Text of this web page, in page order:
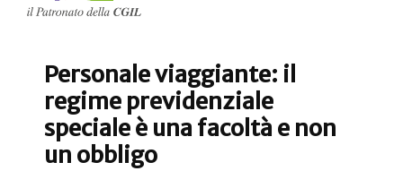
Personale viaggiante: il
regime previdenziale
speciale è una facoltà e non
un obbligo